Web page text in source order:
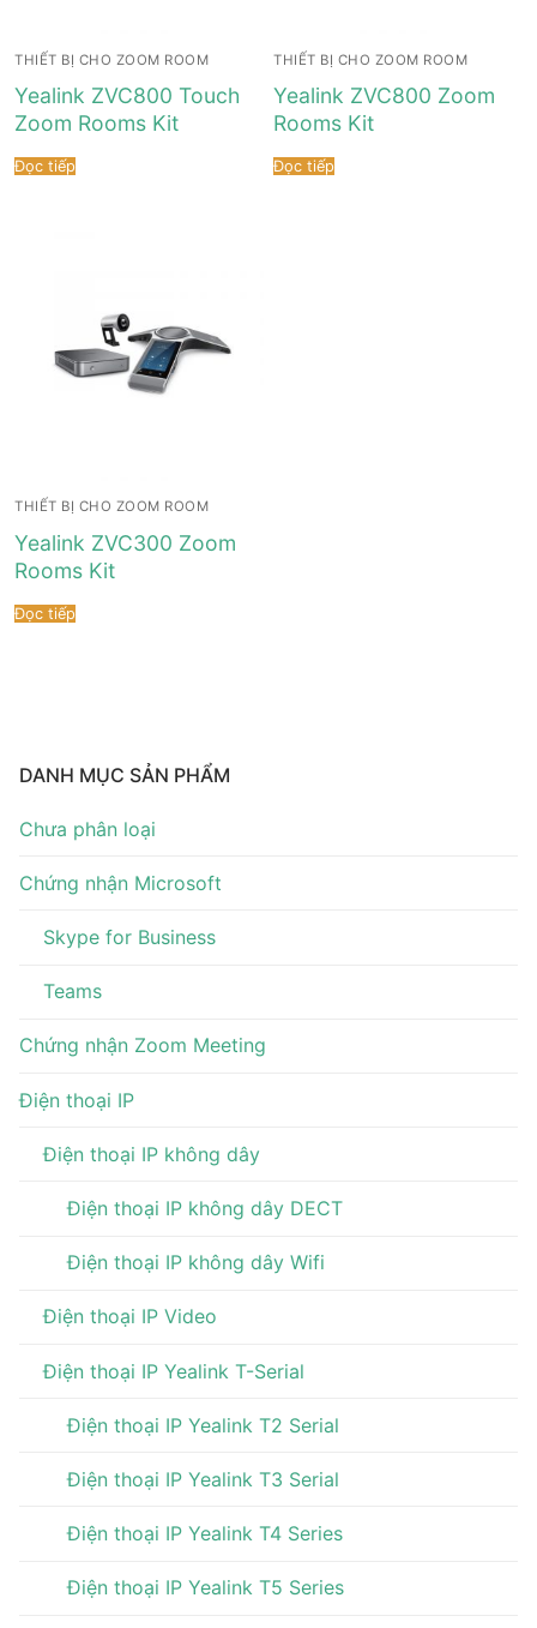
THIẾT BỊ CHO ZOOM ROOM
Yealink ZVC800 Touch
Zoom Rooms Kit
Đọc tiếp
THIẾT BỊ CHO ZOOM ROOM
Yealink ZVC800 Zoom
Rooms Kit
Đọc tiếp
THIẾT BỊ CHO ZOOM ROOM
Yealink ZVC300 Zoom
Rooms Kit
Đọc tiếp
DANH MỤC SẢN PHẨM
Chưa phân loại
Chứng nhận Microsoft
Skype for Business
Teams
Chứng nhận Zoom Meeting
Điện thoại IP
Điện thoại IP không dây
Điện thoại IP không dây DECT
Điện thoại IP không dây Wifi
Điện thoại IP Video
Điện thoại IP Yealink T-Serial
Điện thoại IP Yealink T2 Serial
Điện thoại IP Yealink T3 Serial
Điện thoại IP Yealink T4 Series
Điện thoại IP Yealink T5 Series